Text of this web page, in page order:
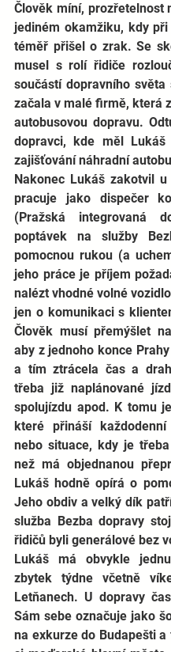
Člověk míní, prozřetelnost
jediném okamžiku, kdy
téměř přišel o zrak. Se
musel s rolí řidiče
součástí dopravního
začala v malé firmě, která
autobusovou dopravu.
dopravci, kde měl
zajišťování náhradní
Nakonec Lukáš zakotvil
pracuje jako dispečer
(Pražská integrovaná
poptávek na služby
pomocnou rukou (a
jeho práce je příjem
nalézt vhodné volné
jen o komunikaci s
Člověk musí přemýšlet
aby z jednoho konce
a tím ztrácela čas a
třeba již naplánované
spolujízdu apod. K tomu
které přináší
nebo situace, kdy je
než má objednanou
Lukáš hodně opírá o
Jeho obdiv a velký dík
služba Bezba dopravy
řidičů byli generálové bez
Lukáš má obvykle
zbytek týdne včetně
Letňanech. U dopravy
Sám sebe označuje jako
na exkurze do Budapešti